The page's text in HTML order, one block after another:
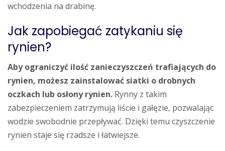
wchodzenia na drabinę.
Jak zapobiegać zatykaniu się
rynien?
Aby ograniczyć ilość zanieczyszczeń trafiających do
rynien, możesz zainstalować siatki o drobnych
oczkach lub osłony rynien. Rynny z takim
zabezpieczeniem zatrzymują liście i gałęzie, pozwalając
wodzie swobodnie przepływać. Dzięki temu czyszczenie
rynien staje się rzadsze i łatwiejsze.